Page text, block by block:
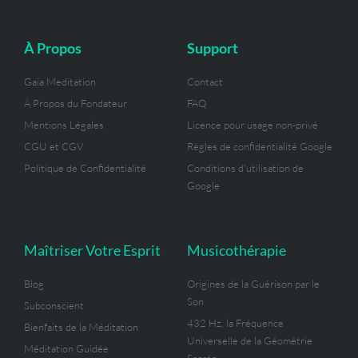
À Propos
Gaia Meditation
À Propos du Fondateur
Mentions Légales
CGU et CGV
Politique de Confidentialité
Support
Contact
FAQ
Licence pour usage non-privé
Règles de confidentialité Google
Conditions d'utilisation de
Google
Maîtriser Votre Esprit
Blog
Subconscient
Bienfaits de la Méditation
Méditation Guidée
Musicothérapie
Origines de la Guérison par le
Son
432 Hz, la Fréquence
Universelle de la Géométrie